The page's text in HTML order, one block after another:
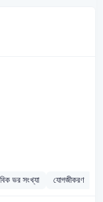
ভর সংখ্যা যোগজীকরণ